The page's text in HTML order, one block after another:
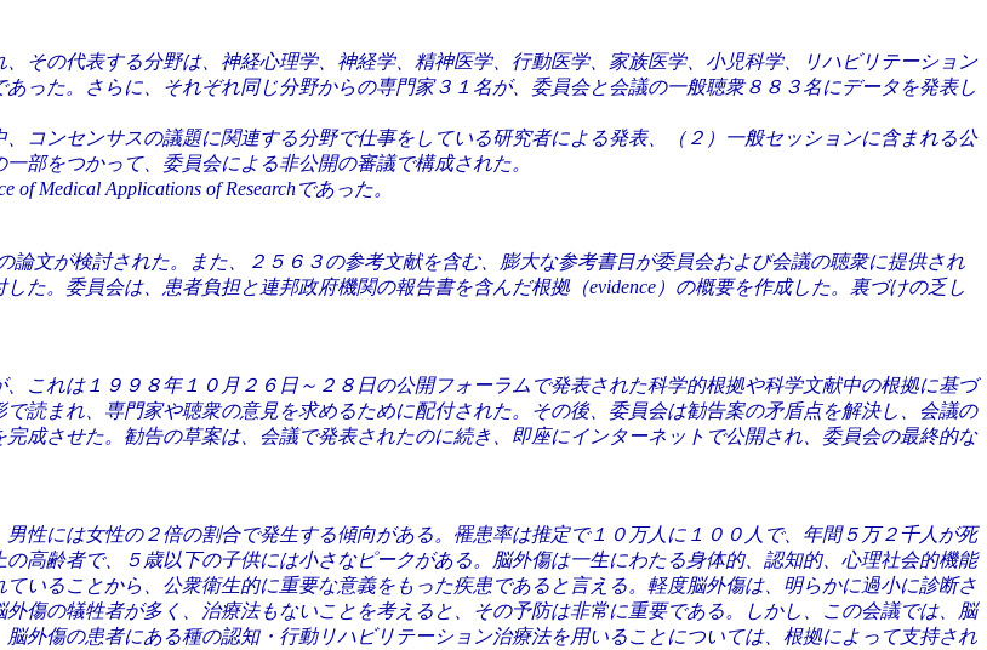
その代表する分野は、神経心理学、神経学、精神医学、行動医学、家族医学、小児科学、リハビリテーション
った。さらに、それぞれ同じ分野からの専門家３１名が、委員会と会議の一般聴衆８８３名にデータを発表し
コンセンサスの議題に関連する分野で仕事をしている研究者による発表、（２）一般セッションに含まれる公
部をつかって、委員会による非公開の審議で構成された。
Medical Applications of Researchであった。
文が検討された。また、２５６３の参考文献を含む、膨大な参考書目が委員会および会議の聴衆に提供され
た。委員会は、患者負担と連邦政府機関の報告書を含んだ根拠（evidence）の概要を作成した。裏づけの乏し
これは１９９８年１０月２６日～２８日の公開フォーラムで発表された科学的根拠や科学文献中の根拠に基づ
読まれ、専門家や聴衆の意見を求めるために配付された。その後、委員会は勧告案の矛盾点を解決し、会議の
成させた。勧告の草案は、会議で発表されたのに続き、即座にインターネットで公開され、委員会の最終的な
性には女性の２倍の割合で発生する傾向がある。罹患率は推定で１０万人に１００人で、年間５万２千人が死
高齢者で、５歳以下の子供には小さなピークがある。脳外傷は一生にわたる身体的、認知的、心理社会的機能
いることから、公衆衛生的に重要な意義をもった疾患であると言える。軽度脳外傷は、明らかに過小に診断さ
傷の犠牲者が多く、治療法もないことを考えると、その予防は非常に重要である。しかし、この会議では、脳
外傷の患者にある種の認知・行動リハビリテーション治療法を用いることについては、根拠によって支持され